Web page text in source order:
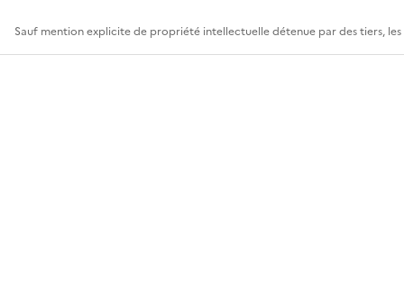
Sauf mention explicite de propriété intellectuelle détenue par des tiers,